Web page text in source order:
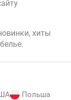
хиты
.
Польша